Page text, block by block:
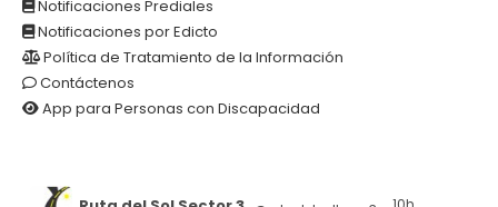
Notificaciones Prediales
Notificaciones por Edicto
Política de Tratamiento de la Información
Contáctenos
App para Personas con Discapacidad